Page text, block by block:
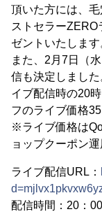
頂いた方には、
ストセラーZERO
ゼントいたします
また、2月7日（
信も決定しまし
イブ配信時の20
フのライブ価格
※ライブ価格は
ョップクーポン
ライブ配信URL：
配信時間：20：